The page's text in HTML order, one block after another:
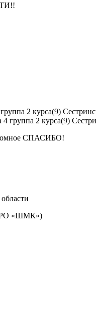
2 курса(9)
группа 2 курса(9)
СПАСИБО!
«ШМК»)